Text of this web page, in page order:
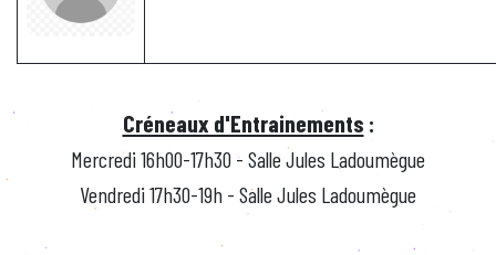
Créneaux d'Entrainements :
Mercredi 16h00-17h30 - Salle Jules Ladoumègue
Vendredi 17h30-19h - Salle Jules Ladoumègue